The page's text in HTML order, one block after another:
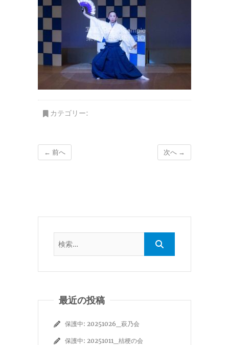
カテゴリー:
← 前へ 次へ →
最近の投稿
保護中: 20251026_萩乃会
保護中: 20251011_桔梗の会